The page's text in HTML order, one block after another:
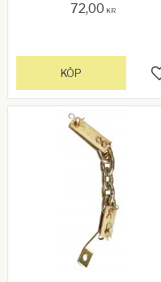
1,5mm², 9 - 21/0,30mm. Röda
72,00 KR
KÖP